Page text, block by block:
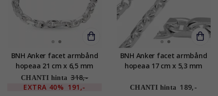
BNH Anker facet armbånd
hopeaa 21 cm x 6,5 mm
CHANTI hinta 318,-
EXTRA 40% 191,-
BNH Anker facet armbånd
hopeaa 17 cm x 5,3 mm
CHANTI hinta 189,-